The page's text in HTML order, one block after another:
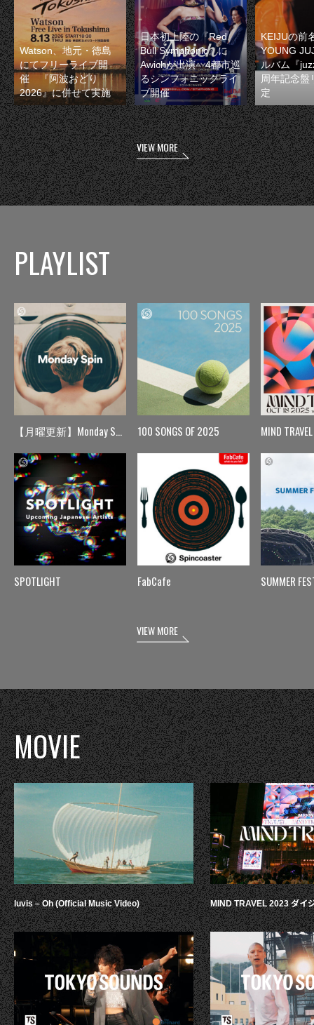
Watson、地元・徳島
にてフリーライブ開
催 『阿波おどり
2026』に併せて実施
日本初上陸の『Red
Bull Symphonic』に
Awichが出演 4都市巡
るシンフォニックライ
ブ開催
KEIJUの前
YOUNG
ルバム『
周年記念盤
定
VIEW MORE
PLAYLIST
【月曜更新】Monday Spin
SPOTLIGHT
100 SONGS OF 2025
FabCafe
MIND TRAVEL
SUMMER
VIEW MORE
MOVIE
luvis – Oh (Official Music Video) MIND TRAVEL 2023 ダイ